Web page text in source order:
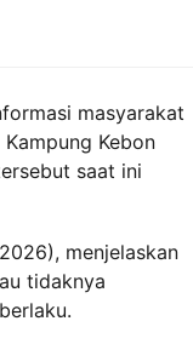
masyarakat
Kebon
saat ini
menjelaskan
tidaknya